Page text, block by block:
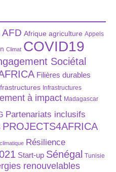
AFD Afrique agriculture Appels
Climat COVID19
Sociétal
Filières durables
Infrastructures
à impact Madagascar
Partenariats inclusifs
PROJECTS4AFRICA
Résilience
Start-up Sénégal Tunisie
renouvelables